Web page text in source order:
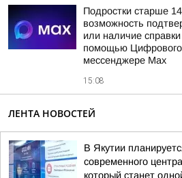
Подростки старше
возможность
или наличие
помощью
мессенджере Мах
15:08
ЛЕНТА НОВОСТЕЙ
В Якутии
современного
который станет